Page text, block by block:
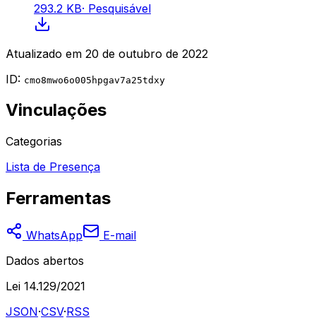
293.2 KB· Pesquisável
Atualizado em 20 de outubro de 2022
ID: cmo8mwo6o005hpgav7a25tdxy
Vinculações
Categorias
Lista de Presença
Ferramentas
WhatsApp
E-mail
Dados abertos
Lei 14.129/2021
JSON·CSV·RSS